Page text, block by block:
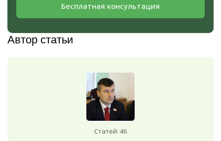
Бесплатная консультация
Автор статьи
Статей: 46